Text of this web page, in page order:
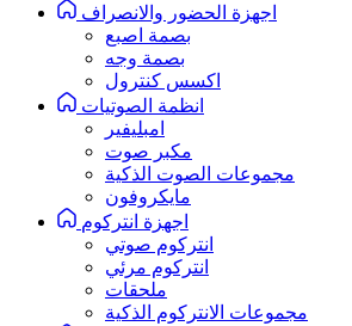
اجهزة الحضور والانصراف
بصمة اصبع
بصمة وجه
اكسس كنترول
انظمة الصوتيات
امبليفير
مكبر صوت
مجموعات الصوت الذكية
مايكروفون
اجهزة انتركوم
انتركوم صوتي
انتركوم مرئي
ملحقات
مجموعات الانتركوم الذكية